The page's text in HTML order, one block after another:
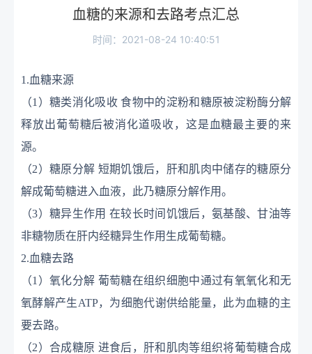
血糖的来源和去路考点汇总
时间：2021-08-24 10:40:51
1.血糖来源
（1）糖类消化吸收 食物中的淀粉和糖原被淀粉酶分解
释放出葡萄糖后被消化道吸收，这是血糖最主要的来
源。
（2）糖原分解 短期饥饿后，肝和肌肉中储存的糖原分
解成葡萄糖进入血液，此乃糖原分解作用。
（3）糖异生作用 在较长时间饥饿后，氨基酸、甘油等
非糖物质在肝内经糖异生作用生成葡萄糖。
2.血糖去路
（1）氧化分解 葡萄糖在组织细胞中通过有氧氧化和无
氧酵解产生ATP，为细胞代谢供给能量，此为血糖的主
要去路。
（2）合成糖原 进食后，肝和肌肉等组织将葡萄糖合成